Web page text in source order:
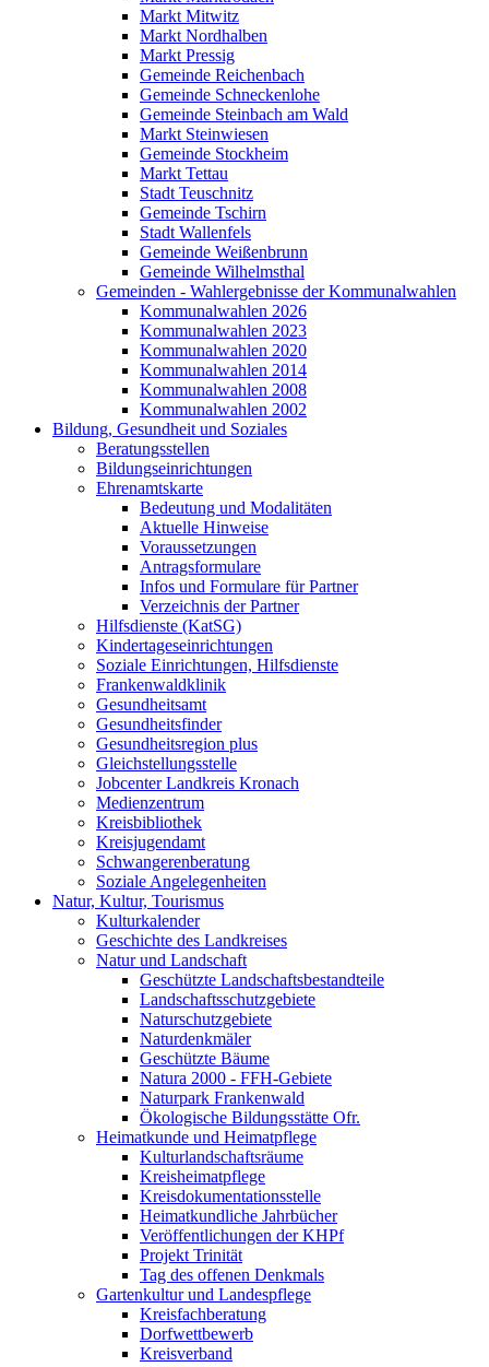
Markt Mitwitz
Markt Nordhalben
Markt Pressig
Gemeinde Reichenbach
Gemeinde Schneckenlohe
Gemeinde Steinbach am Wald
Markt Steinwiesen
Gemeinde Stockheim
Markt Tettau
Stadt Teuschnitz
Gemeinde Tschirn
Stadt Wallenfels
Gemeinde Weißenbrunn
Gemeinde Wilhelmsthal
Gemeinden - Wahlergebnisse der Kommunalwahlen
Kommunalwahlen 2026
Kommunalwahlen 2023
Kommunalwahlen 2020
Kommunalwahlen 2014
Kommunalwahlen 2008
Kommunalwahlen 2002
Bildung, Gesundheit und Soziales
Beratungsstellen
Bildungseinrichtungen
Ehrenamtskarte
Bedeutung und Modalitäten
Aktuelle Hinweise
Voraussetzungen
Antragsformulare
Infos und Formulare für Partner
Verzeichnis der Partner
Hilfsdienste (KatSG)
Kindertageseinrichtungen
Soziale Einrichtungen, Hilfsdienste
Frankenwaldklinik
Gesundheitsamt
Gesundheitsfinder
Gesundheitsregion plus
Gleichstellungsstelle
Jobcenter Landkreis Kronach
Medienzentrum
Kreisbibliothek
Kreisjugendamt
Schwangerenberatung
Soziale Angelegenheiten
Natur, Kultur, Tourismus
Kulturkalender
Geschichte des Landkreises
Natur und Landschaft
Geschützte Landschaftsbestandteile
Landschaftsschutzgebiete
Naturschutzgebiete
Naturdenkmäler
Geschützte Bäume
Natura 2000 - FFH-Gebiete
Naturpark Frankenwald
Ökologische Bildungsstätte Ofr.
Heimatkunde und Heimatpflege
Kulturlandschaftsräume
Kreisheimatpflege
Kreisdokumentationsstelle
Heimatkundliche Jahrbücher
Veröffentlichungen der KHPf
Projekt Trinität
Tag des offenen Denkmals
Gartenkultur und Landespflege
Kreisfachberatung
Dorfwettbewerb
Kreisverband